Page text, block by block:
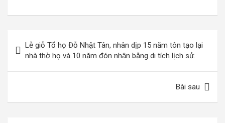
Điều
hướng
bài
Lễ giỗ Tổ họ Đỗ Nhật Tân, nhân dịp 15 năm tôn tạo lại
nhà thờ họ và 10 năm đón nhận bằng di tích lịch sử.
Bài sau